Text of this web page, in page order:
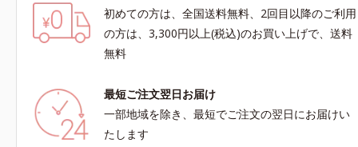
初めての方は、全国送料無料、2回目以降のご利用
の方は、3,300円以上(税込)のお買い上げで、送料
無料
最短ご注文翌日お届け
一部地域を除き、最短でご注文の翌日にお届けい
たします